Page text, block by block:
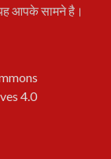
आपके सामने है।
4.0